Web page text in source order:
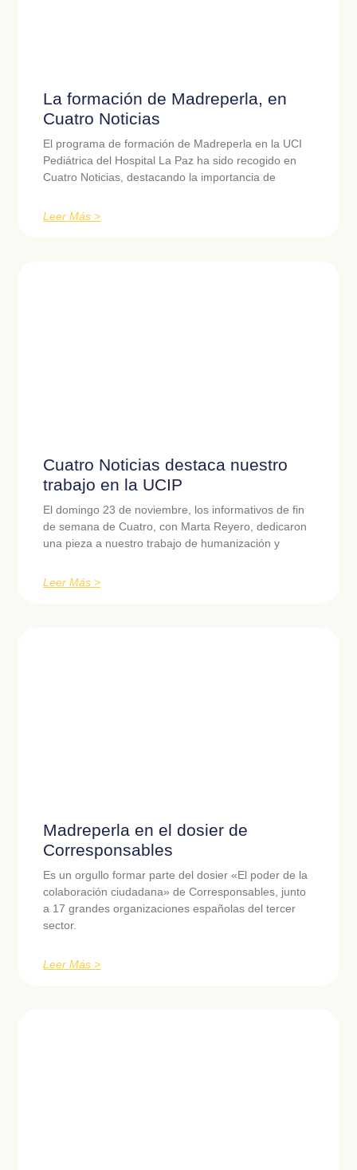
La formación de Madreperla, en
Cuatro Noticias
El programa de formación de Madreperla en la UCI
Pediátrica del Hospital La Paz ha sido recogido en
Cuatro Noticias, destacando la importancia de
Leer Más >
Cuatro Noticias destaca nuestro
trabajo en la UCIP
El domingo 23 de noviembre, los informativos de fin
de semana de Cuatro, con Marta Reyero, dedicaron
una pieza a nuestro trabajo de humanización y
Leer Más >
Madreperla en el dosier de
Corresponsables
Es un orgullo formar parte del dosier «El poder de la
colaboración ciudadana» de Corresponsables, junto
a 17 grandes organizaciones españolas del tercer
sector.
Leer Más >